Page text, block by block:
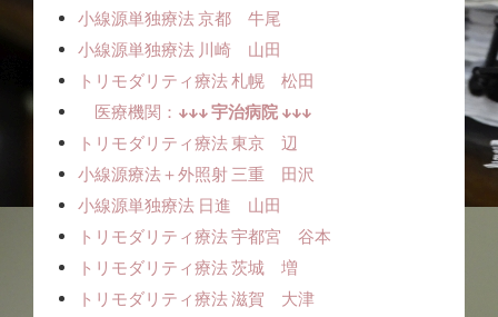
小線源単独療法ㅤㅤ 京都 牛尾
小線源単独療法ㅤㅤ 川崎 山田
トリモダリティ療法 札幌 松田
医療機関： ↓↓↓ 宇治病院 ↓↓↓
トリモダリティ療法 東京 辺
小線源療法＋外照射 三重 田沢
小線源単独療法ㅤㅤ 日進 山田
トリモダリティ療法 宇都宮 谷本
トリモダリティ療法 茨城 増
トリモダリティ療法 滋賀 大津